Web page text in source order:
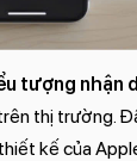
tượng nhận
thị trường.
kế của